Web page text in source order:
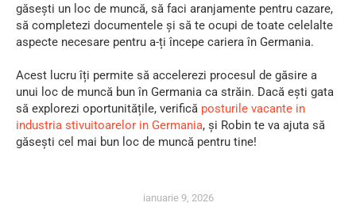
găsești un loc de muncă, să faci aranjamente pentru cazare,
să completezi documentele și să te ocupi de toate celelalte
aspecte necesare pentru a-ți începe cariera în Germania.
Acest lucru îți permite să accelerezi procesul de găsire a
unui loc de muncă bun în Germania ca străin. Dacă ești gata
să explorezi oportunitățile, verifică posturile vacante in
industria stivuitoarelor in Germania, și Robin te va ajuta să
găsești cel mai bun loc de muncă pentru tine!
ianuarie 9, 2026